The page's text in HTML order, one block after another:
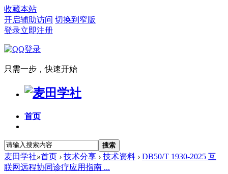
收藏本站
开启辅助访问 切换到窄版
登录立即注册
只需一步，快速开始
首页
搜索
麦田学社»首页 › 技术分享 › 技术资料 › DB50/T 1930-2025 互
联网远程协同诊疗应用指南 ...